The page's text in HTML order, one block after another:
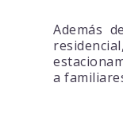
Además
a